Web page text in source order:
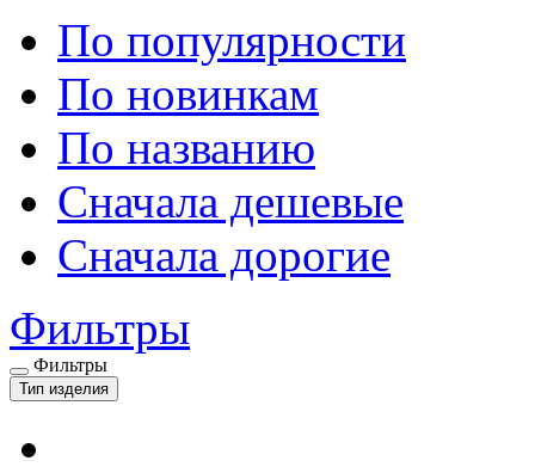
По популярности
По новинкам
По названию
Сначала дешевые
Сначала дорогие
Фильтры
Фильтры
Тип изделия